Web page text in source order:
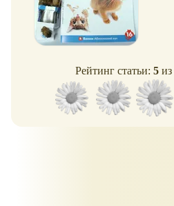
Рейтинг статьи: 5 из